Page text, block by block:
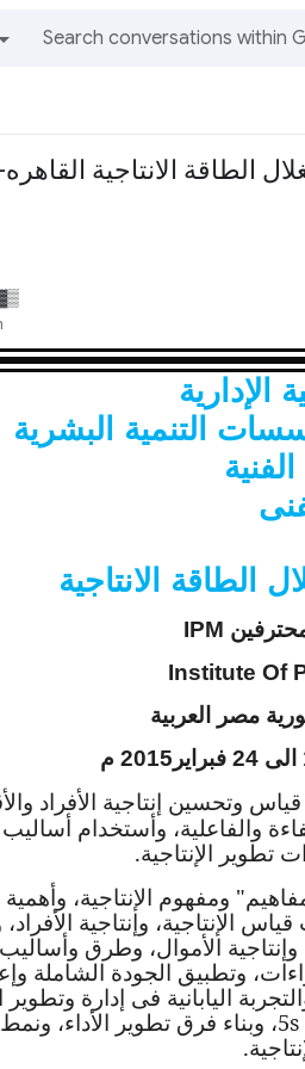
الطاقة الانتاجية
الإدارية
التنمية البشرية
الطاقة الانتاجية
IPM
Institute Of
مصر العربية
وتحسين إنتاجية الأفراد
والفاعلية، وأستخدام
تطوير الإنتاجية.
ومفهوم الإنتاجية،
الإنتاجية، وإنتاجية الأفراد،
الأموال، وطرق
وتطبيق الجودة الشاملة
اليابانية فى إدارة وتطوير
s 5، وبناء فرق تطوير الأداء، ونمط